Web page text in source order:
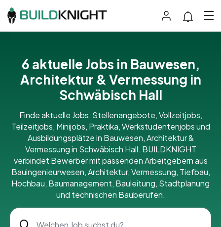
6 aktuelle Jobs in Bauwesen,
Architektur & Vermessung in
Schwäbisch Hall
Finde aktuelle Jobs, Stellenangebote, Vollzeitjobs,
Teilzeitjobs, Minijobs, Praktika, Werkstudentenjobs und
Ausbildungsplätze in Bauwesen, Architektur &
Vermessung in Schwäbisch Hall. BUILDKNIGHT
verbindet Bewerber mit passenden Arbeitgebern aus
Bauingenieurwesen, Architektur, Vermessung, Tiefbau,
Hochbau, Baumanagement, Bauleitung, Stadtplanung
und technischen Bauberufen.